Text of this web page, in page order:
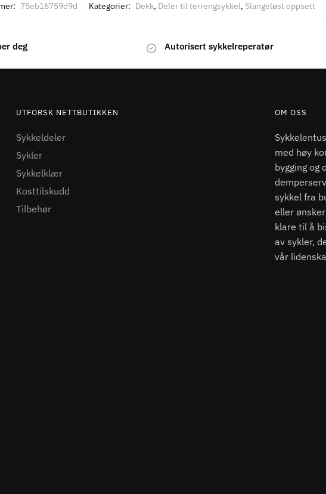
75eb16759d9d Kategorier: Dekk, Deler til terrengsykkel, Slangeløst oppsett
deg Autorisert sykkelreperatør
UTFORSK NETTBUTIKKEN
Sykkeldeler
Sykler
Sykkelklær
Kosttilskudd
Tilbehør
OM OSS
med høy
bygging og
sykkel fra
eller
klare til å
av sykler,
vår